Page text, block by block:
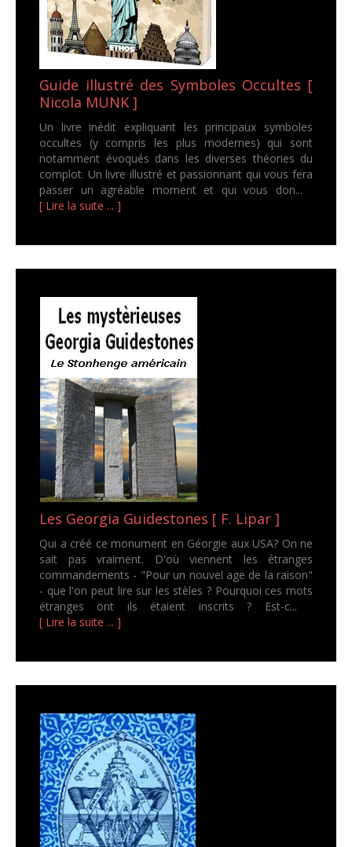
Guide illustré des Symboles Occultes [
Nicola MUNK ]
Un livre inédit expliquant les principaux symboles
occultes (y compris les plus modernes) qui sont
notamment évoqués dans les diverses théories du
complot. Un livre illustré et passionnant qui vous fera
passer un agréable moment et qui vous don...
[ Lire la suite ... ]
Les Georgia Guidestones [ F. Lipar ]
Qui a créé ce monument en Géorgie aux USA? On ne
sait pas vraiment. D'où viennent les étranges
commandements - "Pour un nouvel age de la raison"
- que l'on peut lire sur les stèles ? Pourquoi ces mots
étranges ont ils étaient inscrits ? Est-c...
[ Lire la suite ... ]